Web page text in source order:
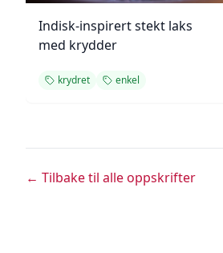
Indisk-inspirert stekt laks
med krydder
krydret enkel
← Tilbake til alle oppskrifter